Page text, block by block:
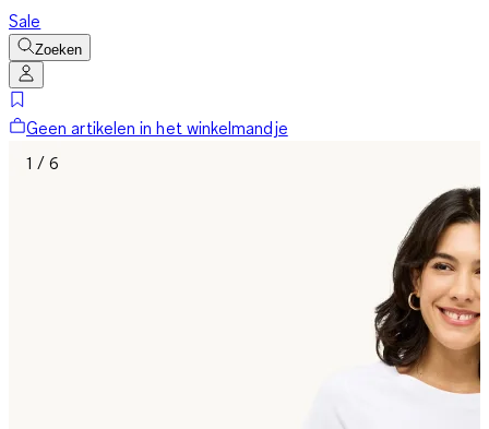
Sale
Zoeken
Geen artikelen in het winkelmandje
1 / 6